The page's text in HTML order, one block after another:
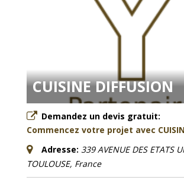
CUISINE DIFFUSION
Demandez un devis gratuit:
Commencez votre projet avec
Adresse: 339 AVENUE DES ETATS
TOULOUSE, France